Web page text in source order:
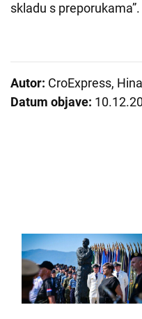
skladu s preporukama”.
Autor: CroExpress, Hina
Datum objave: